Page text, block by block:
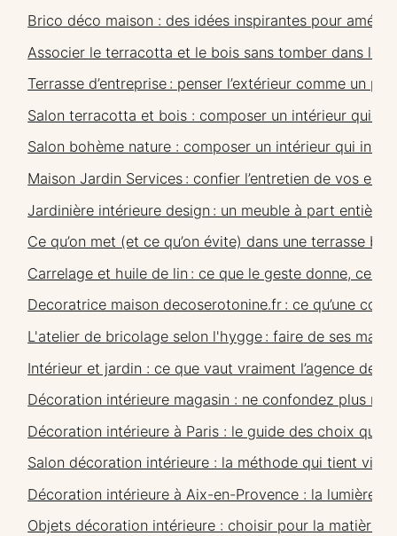
Brico déco maison : des idées inspirantes pour
Associer le terracotta et le bois sans tomber dans le
Terrasse d’entreprise : penser l’extérieur comme un
Salon terracotta et bois : composer un intérieur qui
Salon bohème nature : composer un intérieur qui
Maison Jardin Services : confier l’entretien de vos
Jardinière intérieure design : un meuble à part entière,
Ce qu’on met (et ce qu’on évite) dans une terrasse
Carrelage et huile de lin : ce que le geste donne, ce
Decoratrice maison decoserotonine.fr : ce qu’une
L'atelier de bricolage selon l'hygge : faire de ses
Intérieur et jardin : ce que vaut vraiment l’agence de
Décoration intérieure magasin : ne confondez plus
Décoration intérieure à Paris : le guide des choix qui
Salon décoration intérieure : la méthode qui tient
Décoration intérieure à Aix-en-Provence : la lumière,
Objets décoration intérieure : choisir pour la matière,